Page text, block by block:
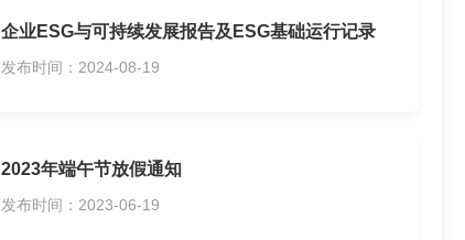
企业ESG与可持续发展报告及ESG基础运行记录
发布时间：2024-08-19
2023年端午节放假通知
发布时间：2023-06-19